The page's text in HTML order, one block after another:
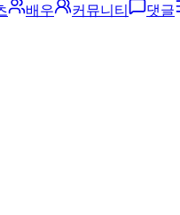
배우 커뮤니티 댓글